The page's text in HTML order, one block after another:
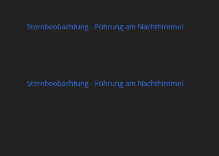
Sternbeobachtung - Führung am Nachthimmel
Sternbeobachtung - Führung am Nachthimmel